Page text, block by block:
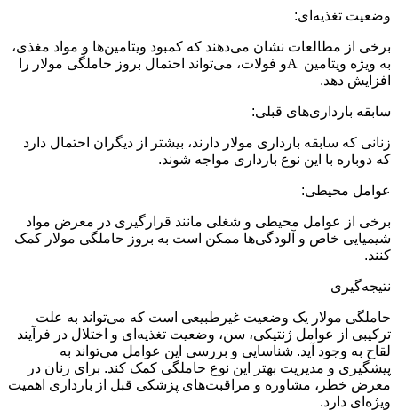
وضعیت تغذیه‌ای:
برخی از مطالعات نشان می‌دهند که کمبود ویتامین‌ها و مواد مغذی،
به ویژه ویتامین Aو فولات، می‌تواند احتمال بروز حاملگی مولار را
افزایش دهد.
سابقه بارداری‌های قبلی:
زنانی که سابقه بارداری مولار دارند، بیشتر از دیگران احتمال دارد
که دوباره با این نوع بارداری مواجه شوند.
عوامل محیطی:
برخی از عوامل محیطی و شغلی مانند قرارگیری در معرض مواد
شیمیایی خاص و آلودگی‌ها ممکن است به بروز حاملگی مولار کمک
کنند.
نتیجه‌گیری
حاملگی مولار یک وضعیت غیرطبیعی است که می‌تواند به علت
ترکیبی از عوامل ژنتیکی، سن، وضعیت تغذیه‌ای و اختلال در فرآیند
لقاح به وجود آید. شناسایی و بررسی این عوامل می‌تواند به
پیشگیری و مدیریت بهتر این نوع حاملگی کمک کند. برای زنان در
معرض خطر، مشاوره و مراقبت‌های پزشکی قبل از بارداری اهمیت
ویژه‌ای دارد.